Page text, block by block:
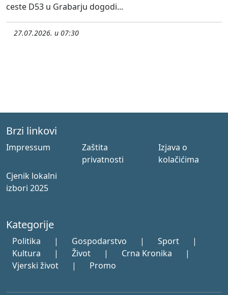
ceste D53 u Grabarju dogodi...
27.07.2026. u 07:30
Brzi linkovi
Impressum
Zaštita
privatnosti
Izjava o
kolačićima
Cjenik lokalni
izbori 2025
Kategorije
Politika | Gospodarstvo | Sport
|
Kultura
| Život | Crna Kronika
|
Vjerski život
| Promo